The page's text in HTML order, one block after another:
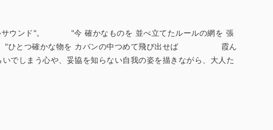
サウンド"。 "今 確かなものを 並べ立てたルールの網を 張
とつ確かな物を カバンの中つめて飛び出せば 霞ん
しまう心や、妥協を知らない自我の姿を描きながら、大人た